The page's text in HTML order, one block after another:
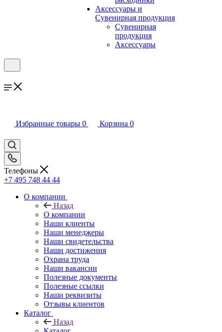
Аксессуары и
Сувенирная продукция
Сувенирная
продукция
Аксессуары
Избранные товары 0 Корзина 0
Телефоны
+7 495 748 44 44
О компании
Назад
О компании
Наши клиенты
Наши менеджеры
Наши свидетельства
Наши достижения
Охрана труда
Наши вакансии
Полезные документы
Полезные ссылки
Наши реквизиты
Отзывы клиентов
Каталог
Назад